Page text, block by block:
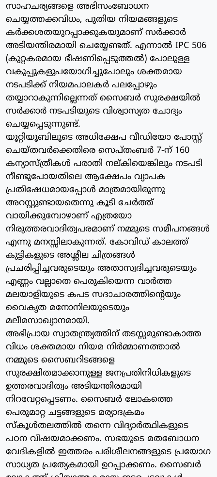
സാഹചര്യങ്ങളെ അഭിസംബോധന
ചെയ്യത്തക്കവിധം, പുതിയ നിയമങ്ങളുടെ
കര്‍ക്കശതയുറപ്പാക്കുകയുമാണ് സര്‍ക്കാര്‍
അടിയന്തിരമായി ചെയ്യേണ്ടത്. എന്നാല്‍ IPC 506
(കുറ്റകരമായ ഭീഷണിപ്പെടുത്തല്‍) പോലുള്ള
വകുപ്പുകളുപയോഗിച്ചുപോലും ശക്തമായ
നടപടിക്ക് നിയമപാലകര്‍ പലപ്പോഴും
തയ്യാറാകുന്നില്ലെന്നത് സൈബര്‍ സുരക്ഷയില്‍
സര്‍ക്കാര്‍ നടപടിയുടെ വിശ്വാസ്യത ചോദ്യം
ചെയ്യപ്പെടുന്നുണ്ട്.
യൂറ്റിയൂബിലൂടെ അധിക്ഷേപ വീഡിയോ പോസ്റ്റ്
ചെയ്തവര്‍ക്കെതിരെ സെപ്തംബര്‍ 7-ന് 160
കന്യാസ്ത്രീകള്‍ പരാതി നല്കിയെങ്കിലും നടപടി
നീണ്ടുപോയതിലെ ആക്ഷേപം വ്യാപക
പ്രതിഷേധമായപ്പോള്‍ മാത്രമായിരുന്നു
അറസ്റ്റുണ്ടായതെന്നു കൂടി ചേര്‍ത്ത്
വായിക്കുമ്പോഴാണ് എത്രയോ
നിരുത്തരവാദിത്വപരമാണ് നമ്മുടെ സമീപനങ്ങള്‍
എന്നു മനസ്സിലാകുന്നത്. കോവിഡ് കാലത്ത്
കുട്ടികളുടെ അശ്ലീല ചിത്രങ്ങള്‍
പ്രചരിപ്പിച്ചവരുടെയും അതാസ്വദിച്ചവരുടെയും
എണ്ണം വല്ലാതെ പെരുകിയെന്ന വാര്‍ത്ത
മലയാളിയുടെ കപട സദാചാരത്തിന്റെയും
വൈകൃത മനോനിലയുടെയും
മലീമസാഖ്യാനമായി.
അഭിപ്രായ സ്വാതന്ത്ര്യത്തിന് തടസ്സമുണ്ടാകാത്ത
വിധം ശക്തമായ നിയമ നിര്‍മ്മാണത്താല്‍
നമ്മുടെ സൈബറിടങ്ങളെ
സുരക്ഷിതമാക്കാനുള്ള ജനപ്രതിനിധികളുടെ
ഉത്തരവാദിത്വം അടിയന്തിരമായി
നിറവേറ്റപ്പെടണം. സൈബര്‍ ലോകത്തെ
പെരുമാറ്റ ചട്ടങ്ങളുടെ മര്യാദക്രമം
സ്‌കൂള്‍തലത്തില്‍ തന്നെ വിദ്യാര്‍ത്ഥികളുടെ
പഠന വിഷയമാക്കണം. സഭയുടെ മതബോധന
വേദികളില്‍ ഇത്തരം പരിശീലനങ്ങളുടെ പ്രയോഗ
സാധ്യത പ്രത്യേകമായി ഉറപ്പാക്കണം. സൈബര്‍